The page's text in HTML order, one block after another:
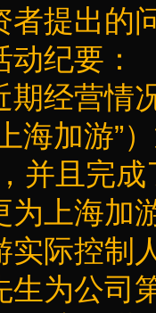
者提出的
纪要：
经营情况
海加游”
并且完
为上海加
实际控制
生为公司